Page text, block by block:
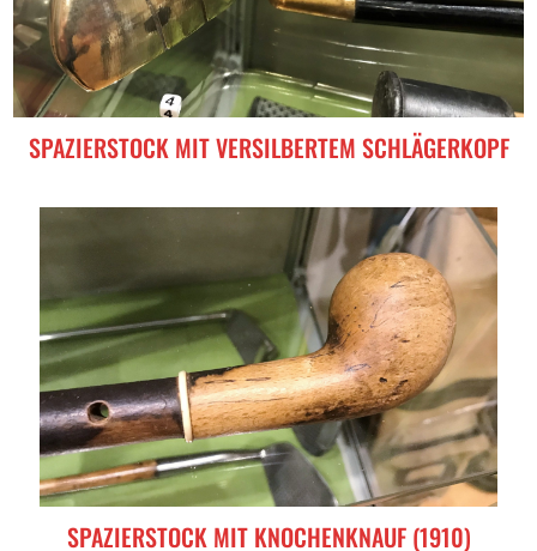
SPAZIERSTOCK MIT VERSILBERTEM SCHLÄGERKOPF
SPAZIERSTOCK MIT KNOCHENKNAUF (1910)